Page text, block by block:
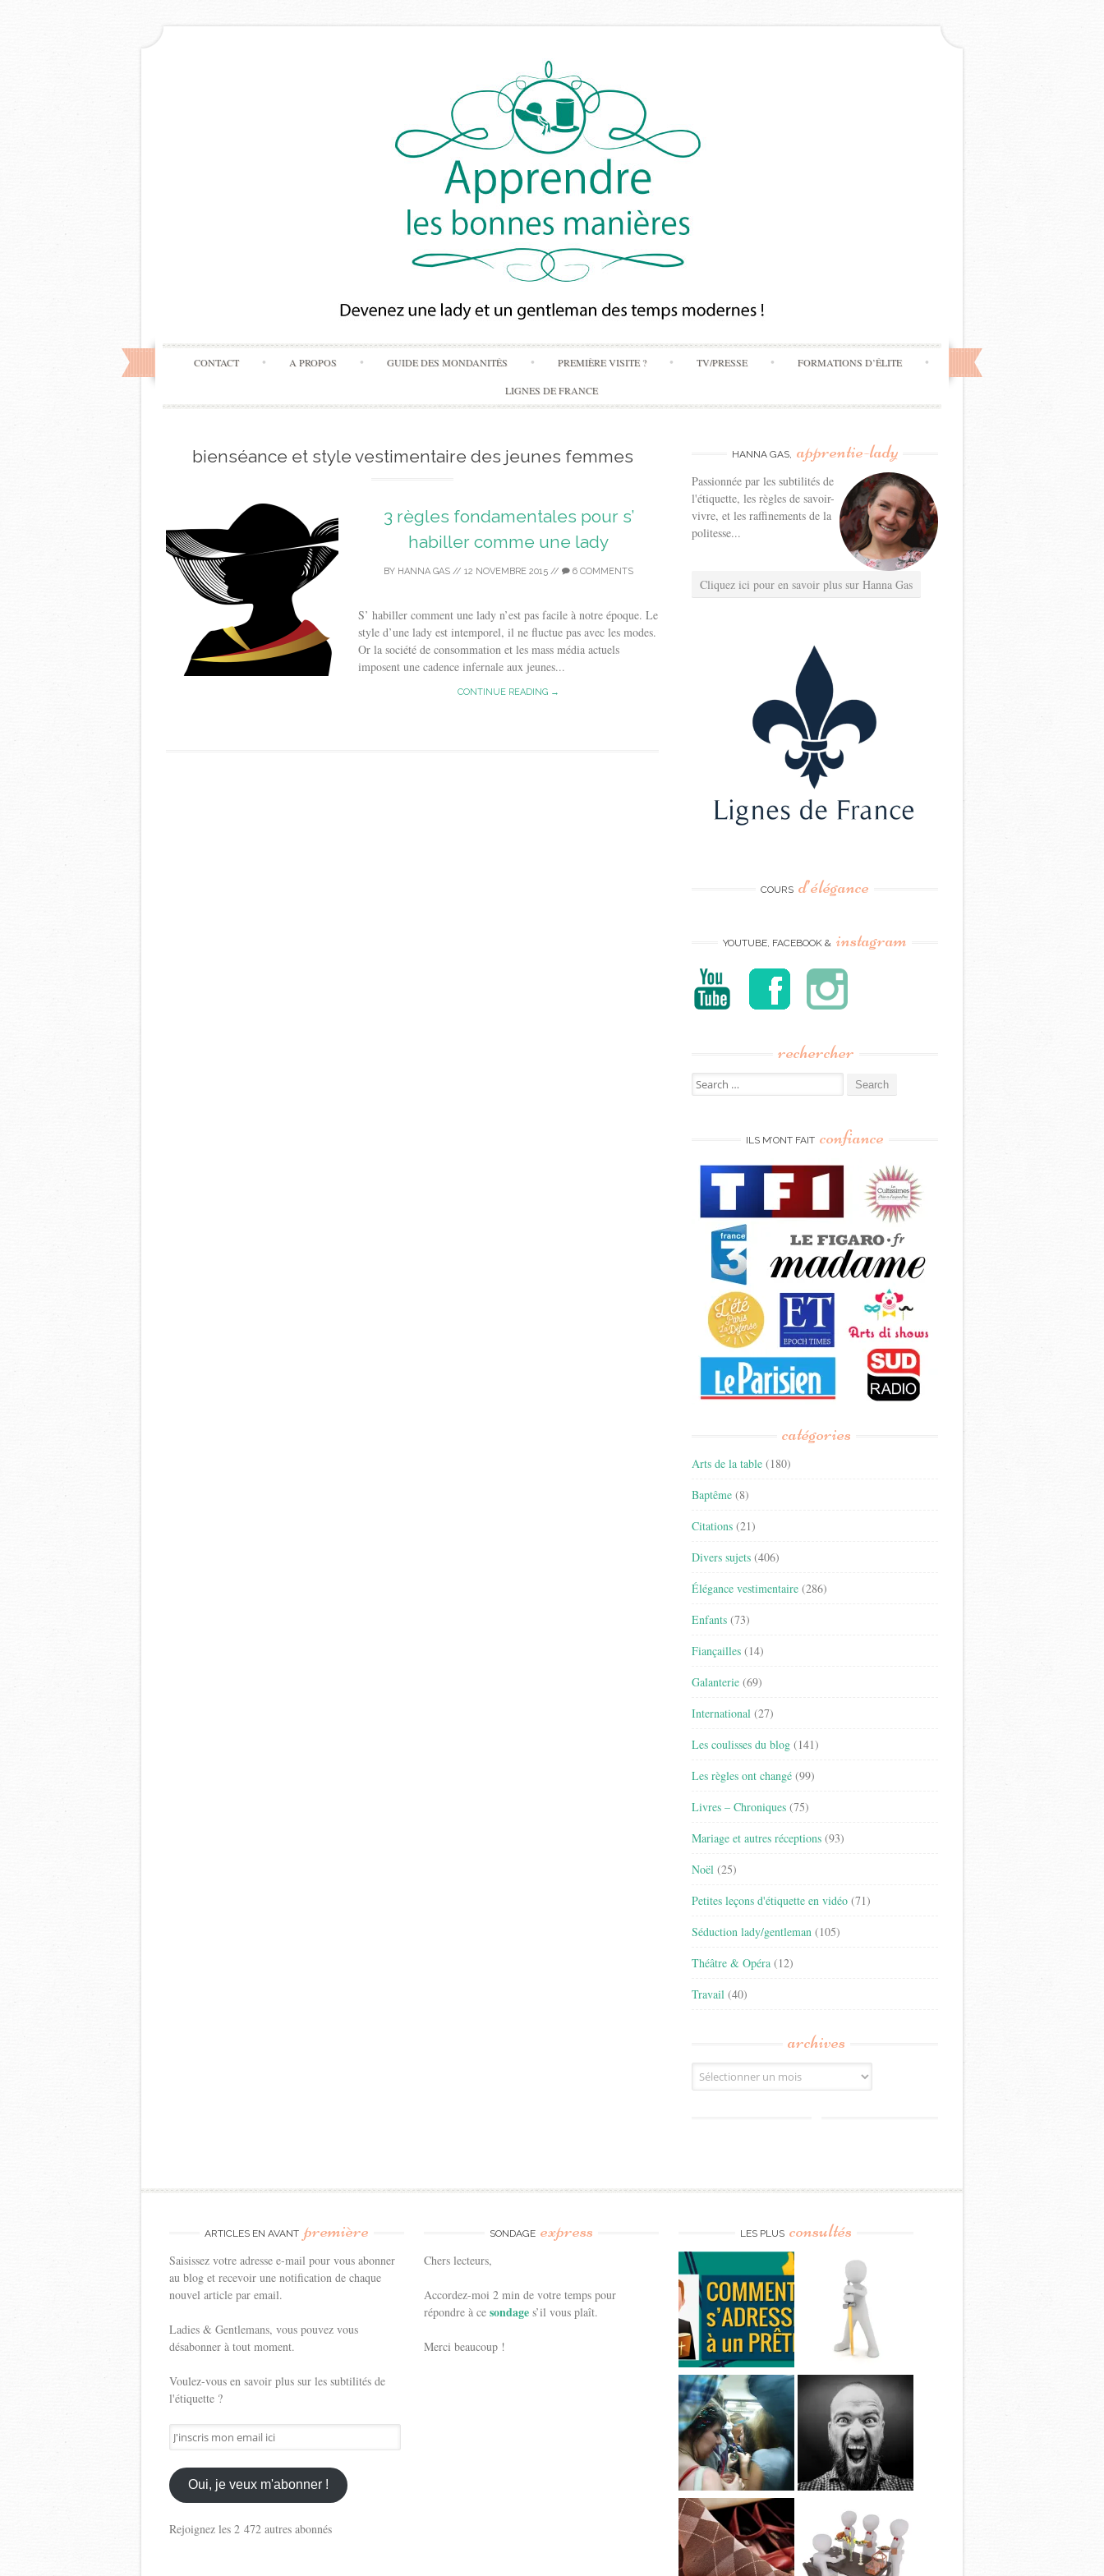
Skip
to
content
CONTACT A PROPOS GUIDE DES MONDANITÉS PREMIÈRE VISITE ? TV/PRESSE FORMATIONS D’ÉLITE
LIGNES DE FRANCE
bienséance et style vestimentaire des jeunes femmes
3 règles fondamentales pour s’
habiller comme une lady
BY HANNA GAS // 12 NOVEMBRE 2015 // 6 COMMENTS
S’ habiller comment une lady n’est pas facile à notre époque. Le
style d’une lady est intemporel, il ne fluctue pas avec les modes.
Or la société de consommation et les mass média actuels
imposent une cadence infernale aux jeunes...
CONTINUE READING →
HANNA GAS, apprentie-lady
Passionnée par les subtilités de
l'étiquette, les règles de savoir-
vivre, et les raffinements de la
politesse...
Cliquez ici pour en savoir plus sur Hanna Gas
COURS d’élégance
YOUTUBE, FACEBOOK & instagram
rechercher
Search
for:
ILS M’ONT FAIT confiance
catégories
Arts de la table (180)
Baptême (8)
Citations (21)
Divers sujets (406)
Élégance vestimentaire (286)
Enfants (73)
Fiançailles (14)
Galanterie (69)
International (27)
Les coulisses du blog (141)
Les règles ont changé (99)
Livres – Chroniques (75)
Mariage et autres réceptions (93)
Noël (25)
Petites leçons d'étiquette en vidéo (71)
Séduction lady/gentleman (105)
Théâtre & Opéra (12)
Travail (40)
archives
Archives
ARTICLES EN AVANT première
Saisissez votre adresse e-mail pour vous abonner
au blog et recevoir une notification de chaque
nouvel article par email.
Ladies & Gentlemans, vous pouvez vous
désabonner à tout moment.
Voulez-vous en savoir plus sur les subtilités de
l'étiquette ?
J'inscris
mon
email
ici
Oui, je veux m'abonner !
Rejoignez les 2 472 autres abonnés
SONDAGE express
Chers lecteurs,
Accordez-moi 2 min de votre temps pour
répondre à cesondages’il vous plaît.
Merci beaucoup !
LES PLUS consultés